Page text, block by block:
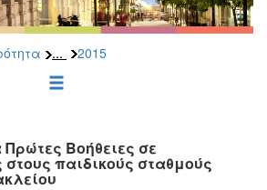
... 2015
Βοήθειες σε
παιδικούς σταθμούς